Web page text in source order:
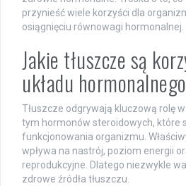
przynieść wiele korzyści dla
osiągnięciu równowagi hormonalnej.
Jakie tłuszcze są
układu
Tłuszcze odgrywają kluczową rolę
tym hormonów steroidowych, które
funkcjonowania organizmu.
wpływa na nastrój, poziom energii
reprodukcyjne. Dlatego niezwykle
zdrowe źródła tłuszczu.